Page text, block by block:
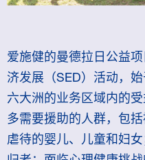
爱施健的曼德拉日公益
济发展（SED）活动，
六大洲的业务区域内的
多需要援助的人群，包
虐待的婴儿、儿童和妇